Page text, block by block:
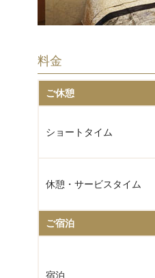
料金
ご休憩
ショートタイム
休憩・サービスタイム
ご宿泊
宿泊